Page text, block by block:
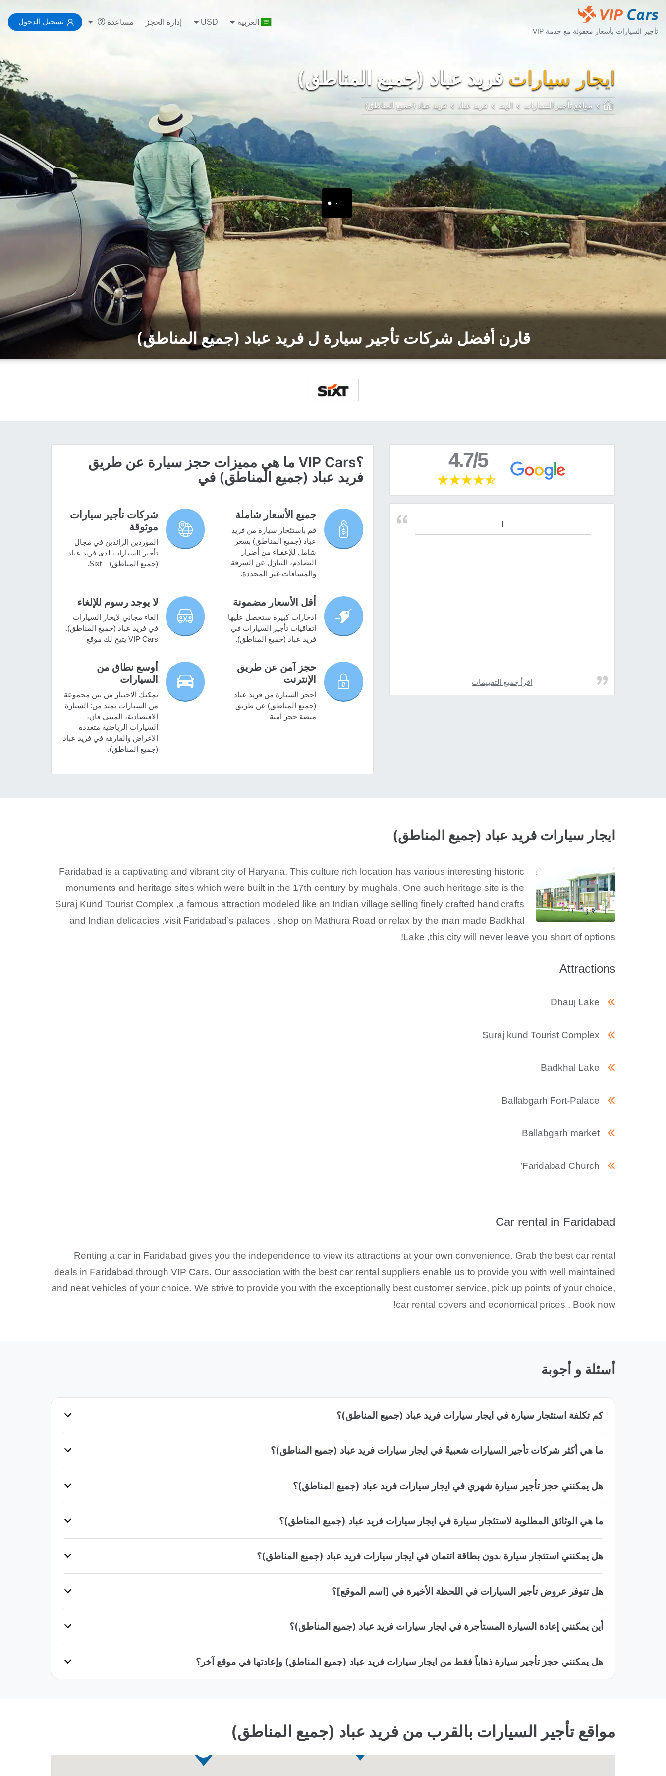
تأجير السيارات بأسعار معقولة مع خدمة VIP
العربية USD إدارة الحجز مساعدة تسجيل الدخول
ايجار سيارات فريد عباد (جميع المناطق)
مواقع تأجير السيارات الهند فريد عباد فريد عباد (جميع المناطق)
قارن أفضل شركات تأجير سيارة ل فريد عباد (جميع المناطق)
4.7/5
اقرأ جميع التقييمات
؟VIP Cars ما هي مميزات حجز سيارة عن طريق
فريد عباد (جميع المناطق) في
جميع الأسعار شاملة
قم باستئجار سيارة من فريد
عباد (جميع المناطق) بسعر
شامل للإعفـاء من أضرار
التصادم، التنازل عن السرقة
والمسافات غير المحددة.
شركات تأجير سيارات
موثوقة
الموردين الرائدين في مجال
تأجير السيارات لدى فريد عباد
(جميع المناطق) – Sixt.
أقل الأسعار مضمونة
ادخارات كبيرة ستحصل عليها
اتفاقيات تأجير السيارات في
فريد عباد (جميع المناطق).
لا يوجد رسوم للإلغاء
إلغاء مجاني لايجار السيارات
في فريد عباد (جميع المناطق).
VIP Cars يتيح لك موقع
حجز آمن عن طريق
الإنترنت
احجز السيارة من فريد عباد
(جميع المناطق) عن طريق
منصة حجز آمنة
أوسع نطاق من
السيارات
يمكنك الاختيار من بين مجموعة
من السيارات تمتد من: السيارة
الاقتصادية، الميني فان،
السيارات الرياضية متعددة
الأغراض والفارهة في فريد عباد
(جميع المناطق).
ايجار سيارات فريد عباد (جميع المناطق)
Faridabad is a captivating and vibrant city of Haryana. This culture rich location has various interesting historic
monuments and heritage sites which were built in the 17th century by mughals. One such heritage site is the
Suraj Kund Tourist Complex ,a famous attraction modeled like an Indian village selling finely crafted handicrafts
and Indian delicacies .visit Faridabad’s palaces , shop on Mathura Road or relax by the man made Badkhal
Lake ,this city will never leave you short of options!
Attractions
Dhauj Lake
Suraj kund Tourist Complex
Badkhal Lake
Ballabgarh Fort-Palace
Ballabgarh market
Faridabad Church’
Car rental in Faridabad
Renting a car in Faridabad gives you the independence to view its attractions at your own convenience. Grab the best car rental
deals in Faridabad through VIP Cars. Our association with the best car rental suppliers enable us to provide you with well maintained
and neat vehicles of your choice. We strive to provide you with the exceptionally best customer service, pick up points of your choice,
car rental covers and economical prices . Book now!
أسئلة و أجوبة
كم تكلفة استئجار سيارة في ايجار سيارات فريد عباد (جميع المناطق)؟
ما هي أكثر شركات تأجير السيارات شعبيةً في ايجار سيارات فريد عباد (جميع المناطق)؟
هل يمكنني حجز تأجير سيارة شهري في ايجار سيارات فريد عباد (جميع المناطق)؟
ما هي الوثائق المطلوبة لاستئجار سيارة في ايجار سيارات فريد عباد (جميع المناطق)؟
هل يمكنني استئجار سيارة بدون بطاقة ائتمان في ايجار سيارات فريد عباد (جميع المناطق)؟
هل تتوفر عروض تأجير السيارات في اللحظة الأخيرة في [اسم الموقع]؟
أين يمكنني إعادة السيارة المستأجرة في ايجار سيارات فريد عباد (جميع المناطق)؟
هل يمكنني حجز تأجير سيارة ذهاباً فقط من ايجار سيارات فريد عباد (جميع المناطق) وإعادتها في موقع آخر؟
مواقع تأجير السيارات بالقرب من فريد عباد (جميع المناطق)